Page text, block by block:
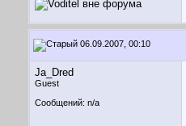
06.09.2007, 00:10
Ja_Dred
Guest
Сообщений: n/a